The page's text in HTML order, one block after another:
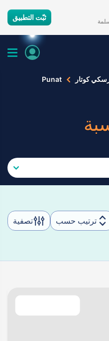
ثبّت التطبيق
كوتار Punat
ترتيب حسب تصفية